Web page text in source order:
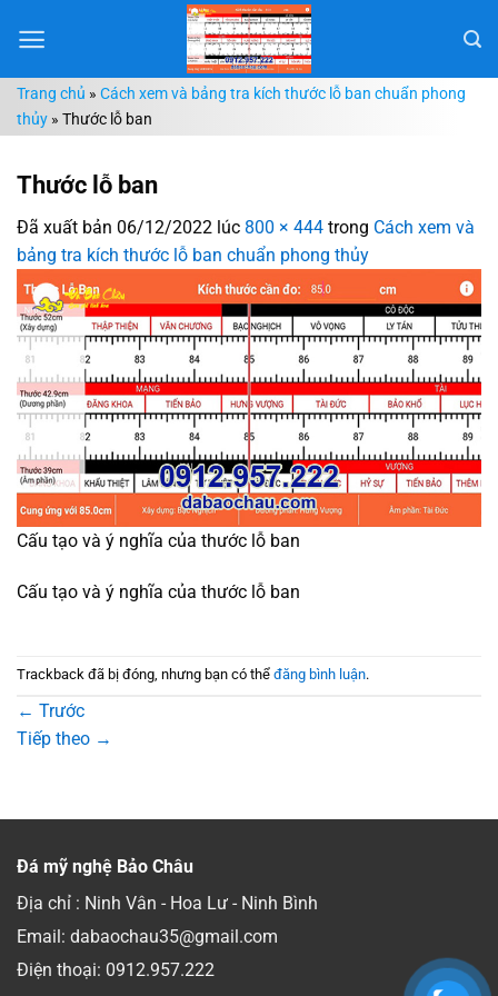
đến
dungTrang chủ » Cách xem và bảng tra kích thước lỗ ban chuẩn phong
thủy » Thước lỗ ban
Thước lỗ ban
Đã xuất bản 06/12/2022 lúc 800 × 444 trong Cách xem và
bảng tra kích thước lỗ ban chuẩn phong thủy
Cấu tạo và ý nghĩa của thước lỗ ban
Cấu tạo và ý nghĩa của thước lỗ ban
Trackback đã bị đóng, nhưng bạn có thể đăng bình luận.
← Trước
Tiếp theo →
Đá mỹ nghệ Bảo Châu
Địa chỉ : Ninh Vân - Hoa Lư - Ninh Bình
Email: dabaochau35@gmail.com
Điện thoại: 0912.957.222